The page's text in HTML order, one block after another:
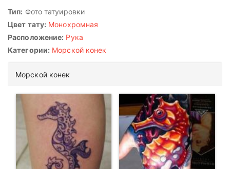
Тип: Фото татуировки
Цвет тату: Монохромная
Расположение: Рука
Категории: Морской конек
Морской конек